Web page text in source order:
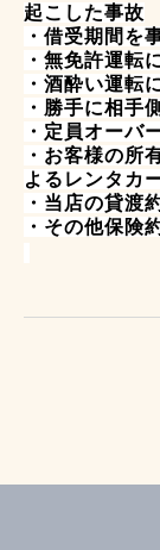
起こした事故
・借受期間を
・無免許運転
・酒酔い運転
・勝手に相手
・定員オーバ
・お客様の所
よるレンタカ
・当店の貸渡
・その他保険